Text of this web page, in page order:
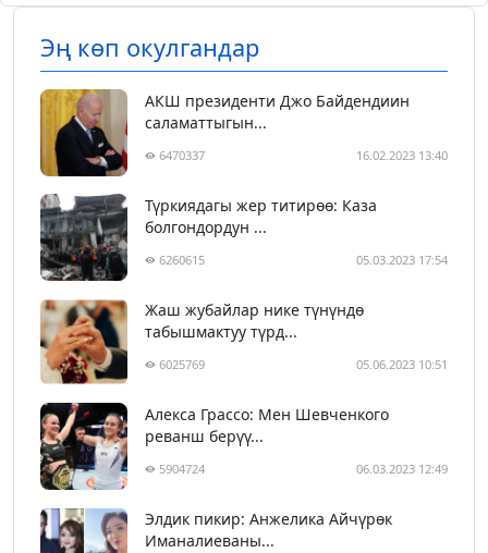
Эң көп окулгандар
АКШ президенти Джо Байдендиин
саламаттыгын...
6470337 16.02.2023 13:40
Түркиядагы жер титирөө: Каза
болгондордун ...
6260615 05.03.2023 17:54
Жаш жубайлар нике түнүндө
табышмактуу түрд...
6025769 05.06.2023 10:51
Алекса Грассо: Мен Шевченкого
реванш берүү...
5904724 06.03.2023 12:49
Элдик пикир: Анжелика Айчүрөк
Иманалиеваны...